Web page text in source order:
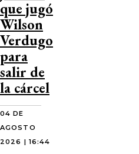
que jugó
Wilson
Verdugo
para
salir de
la cárcel
04 DE
AGOSTO
2026 | 16:44